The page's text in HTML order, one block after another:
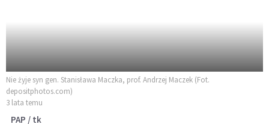
Nie żyje syn gen. Stanisława Maczka, prof. Andrzej Maczek (Fot.
depositphotos.com)
3 lata temu
PAP / tk